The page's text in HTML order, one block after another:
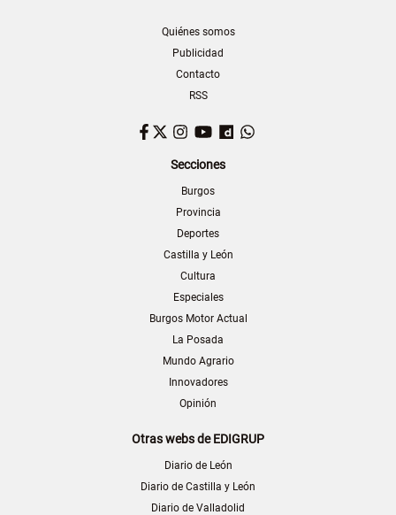
Quiénes somos
Publicidad
Contacto
RSS
Facebook
TwitterInstagram
YouTubeDailymotion
Secciones
Burgos
Provincia
Deportes
Castilla y León
Cultura
Especiales
Burgos Motor Actual
La Posada
Mundo Agrario
Innovadores
Opinión
Otras webs de EDIGRUP
Diario de León
Diario de Castilla y León
Diario de Valladolid